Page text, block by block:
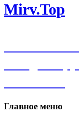
Mirv.Top
Главное меню